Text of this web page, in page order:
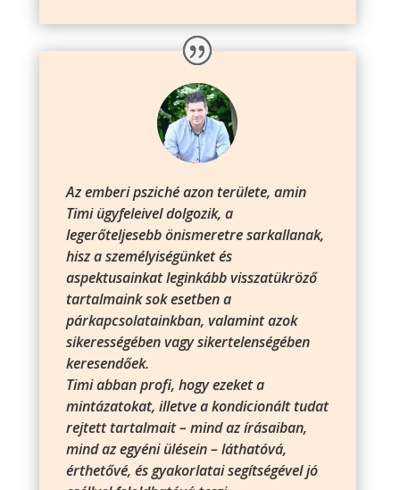
Az emberi psziché azon területe, amin
Timi ügyfeleivel dolgozik, a
legerőteljesebb önismeretre sarkallanak,
hisz a személyiségünket és
aspektusainkat leginkább visszatükröző
tartalmaink sok esetben a
párkapcsolatainkban, valamint azok
sikerességében vagy sikertelenségében
keresendőek.
Timi abban profi, hogy ezeket a
mintázatokat, illetve a kondicionált tudat
rejtett tartalmait – mind az írásaiban,
mind az egyéni ülésein – láthatóvá,
érthetővé, és gyakorlatai segítségével jó